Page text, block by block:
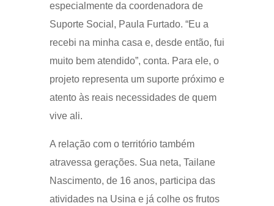
especialmente da coordenadora de
Suporte Social, Paula Furtado. “Eu a
recebi na minha casa e, desde então, fui
muito bem atendido”, conta. Para ele, o
projeto representa um suporte próximo e
atento às reais necessidades de quem
vive ali.
A relação com o território também
atravessa gerações. Sua neta, Tailane
Nascimento, de 16 anos, participa das
atividades na Usina e já colhe os frutos